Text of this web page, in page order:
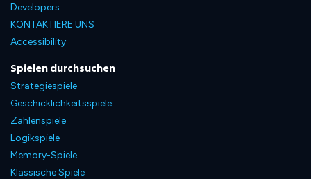
Developers
KONTAKTIERE UNS
Accessibility
Spielen durchsuchen
Strategiespiele
Geschicklichkeitsspiele
Zahlenspiele
Logikspiele
Memory-Spiele
Klassische Spiele